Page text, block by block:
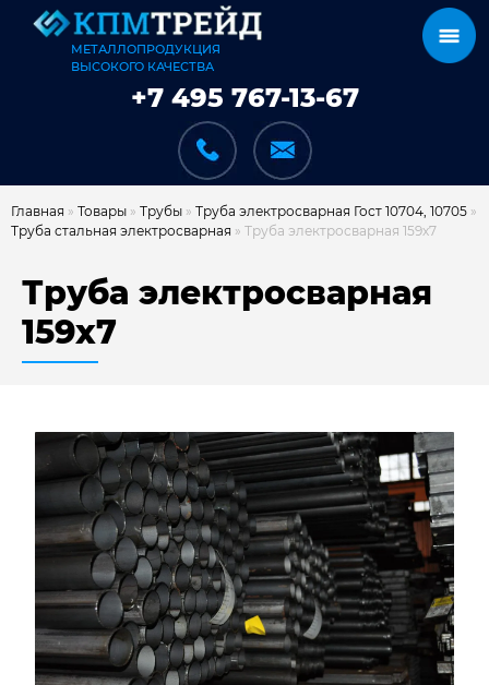
МЕТАЛЛОПРОДУКЦИЯ
ВЫСОКОГО КАЧЕСТВА
+7 495 767-13-67
КАК МЫ РАБОТАЕМ
ДОСТАВКА И ОПЛАТА
НАШИ ОБЪЕКТЫ
ОТЗЫВЫ
Главная » Товары » Трубы » Труба электросварная Гост 10704, 10705 »
Труба стальная электросварная » Труба электросварная 159х7
Труба электросварная
159х7